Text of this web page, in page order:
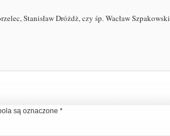
Stanisław Dróżdż, czy śp. Wacław Szpakowski
są oznaczone *